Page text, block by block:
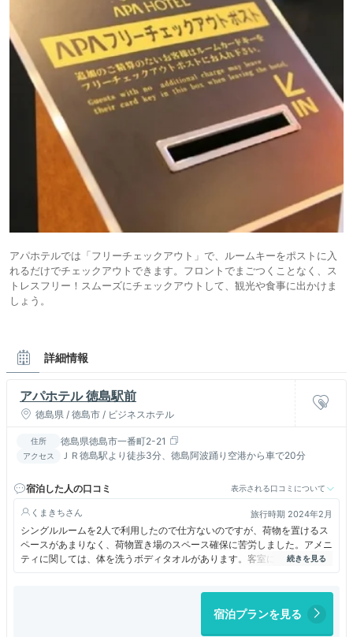
アパホテルでは「フリーチェックアウト」で、ルームキーをポストに入
れるだけでチェックアウトできます。フロントでまごつくことなく、ス
トレスフリー！スムーズにチェックアウトして、観光や食事に出かけま
しょう。
詳細情報
アパホテル 徳島駅前
徳島県 / 徳島市 / ビジネスホテル
住所 徳島県徳島市一番町2-21
アクセス ＪＲ徳島駅より徒歩3分、徳島阿波踊り空港から車で20分
宿泊した人の口コミ 表示される口コミについて
くまきち 旅行時期 2024年2月
シングルルームを2人で利用したので仕方ないのですが、荷物を置けるス
ペースがあまりなく、荷物置き場のスペース確保に苦労しました。アメニ
ティに関しては、体を洗うボディタオルがあります。客室に基本的なアメ
ニティは揃っており、便利です。客室は狭いが、お風呂は一般的なビジネ
宿泊翌日に雨が降っており、傘をもっておらず困りましたが、フロント
宿泊プランを見る